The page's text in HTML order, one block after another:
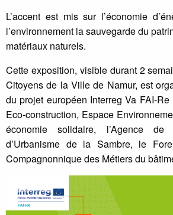
L’accent est mis sur l’économie
l’environnement la sauvegarde du
matériaux naturels.
Cette exposition, visible durant 2
Citoyens de la Ville de Namur, est
du projet européen Interreg Va FAI-
Eco-construction, Espace
économie solidaire, l’Agence de
d’Urbanisme de la Sambre, le
Compagnonnique des Métiers du